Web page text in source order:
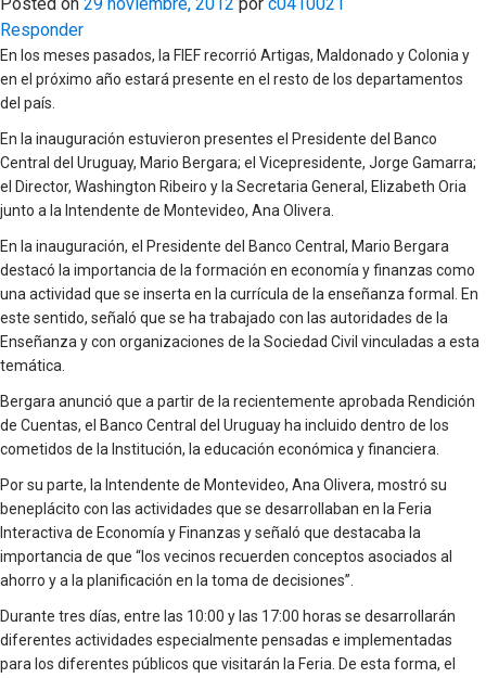
Responder
En los meses pasados, la FIEF recorrió Artigas, Maldonado y Colonia y
en el próximo año estará presente en el resto de los departamentos
del país.
En la inauguración estuvieron presentes el Presidente del Banco
Central del Uruguay, Mario Bergara; el Vicepresidente, Jorge Gamarra;
el Director, Washington Ribeiro y la Secretaria General, Elizabeth Oria
junto a la Intendente de Montevideo, Ana Olivera.
En la inauguración, el Presidente del Banco Central, Mario Bergara
destacó la importancia de la formación en economía y finanzas como
una actividad que se inserta en la currícula de la enseñanza formal. En
este sentido, señaló que se ha trabajado con las autoridades de la
Enseñanza y con organizaciones de la Sociedad Civil vinculadas a esta
temática.
Bergara anunció que a partir de la recientemente aprobada Rendición
de Cuentas, el Banco Central del Uruguay ha incluido dentro de los
cometidos de la Institución, la educación económica y financiera.
Por su parte, la Intendente de Montevideo, Ana Olivera, mostró su
beneplácito con las actividades que se desarrollaban en la Feria
Interactiva de Economía y Finanzas y señaló que destacaba la
importancia de que “los vecinos recuerden conceptos asociados al
ahorro y a la planificación en la toma de decisiones”.
Durante tres días, entre las 10:00 y las 17:00 horas se desarrollarán
diferentes actividades especialmente pensadas e implementadas
para los diferentes públicos que visitarán la Feria. De esta forma, el